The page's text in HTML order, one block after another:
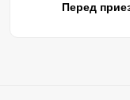
Перед